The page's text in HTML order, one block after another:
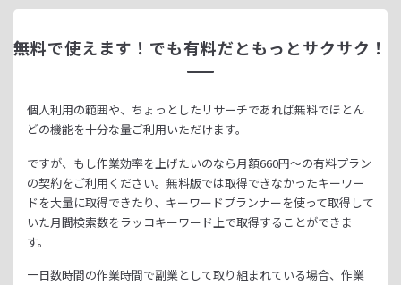
無料で使えます！ でも有料だともっとサクサク！
個人利用の範囲や、ちょっとしたリサーチであれば無料でほとん
どの機能を十分な量ご利用いただけます。
ですが、もし作業効率を上げたいのなら月額660円～の有料プラン
の契約をご利用ください。 無料版では取得できなかったキーワー
ドを大量に取得できたり、 キーワードプランナーを使って取得して
いた月間検索数をラッコキーワード上で取得することができま
す。
一日数時間の作業時間で副業として取り組まれている場合、 作業